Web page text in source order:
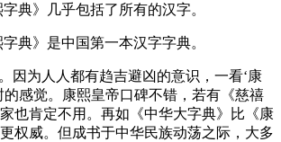
典》几乎包括了所有的汉字。
典》是中国第一本汉字字典。
因为人人都有趋吉避凶的意识，一看‘康
的感觉。康熙皇帝口碑不错，若有《慈禧
也肯定不用。再如《中华大字典》比《康
权威。但成书于中华民族动荡之际，大多